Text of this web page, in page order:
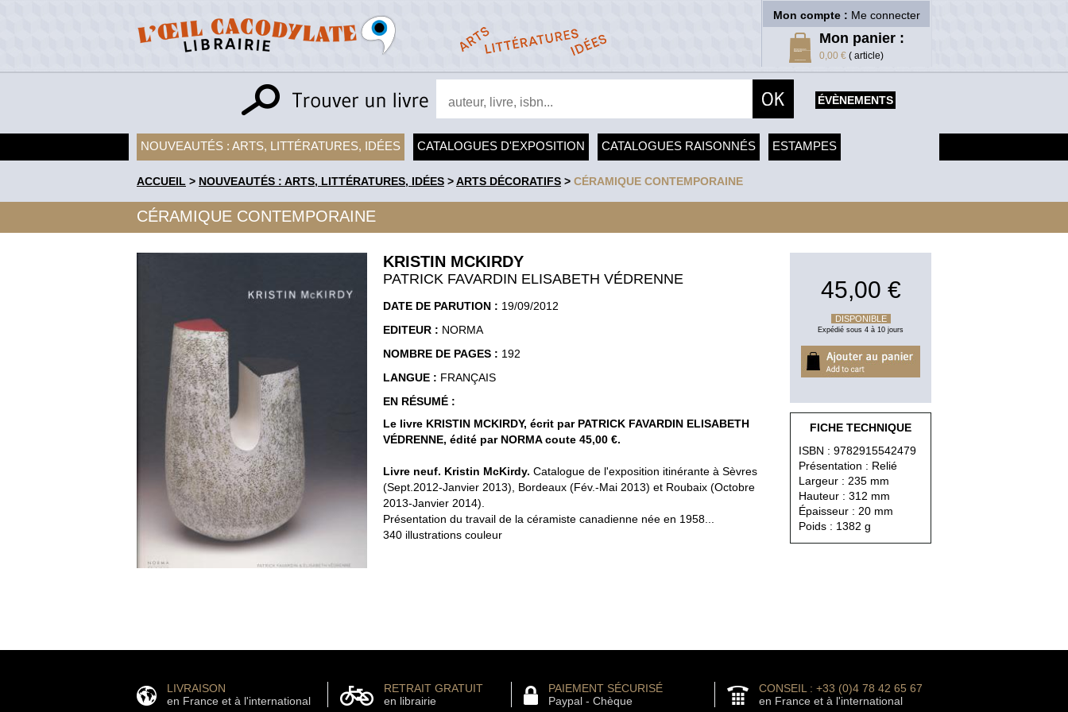
Mon compte : Me connecter
Mon panier :
0,00 € ( article)
ÉVÈNEMENTS
NOUVEAUTÉS : ARTS, LITTÉRATURES, IDÉES CATALOGUES D'EXPOSITION CATALOGUES RAISONNÉS ESTAMPES
ACCUEIL > NOUVEAUTÉS : ARTS, LITTÉRATURES, IDÉES >ARTS DÉCORATIFS > CÉRAMIQUE CONTEMPORAINE
CÉRAMIQUE CONTEMPORAINE
KRISTIN MCKIRDY
PATRICK FAVARDIN ELISABETH VÉDRENNE
DATE DE PARUTION : 19/09/2012
EDITEUR : NORMA
NOMBRE DE PAGES : 192
LANGUE : FRANÇAIS
EN RÉSUMÉ :
Le livre KRISTIN MCKIRDY, écrit par PATRICK FAVARDIN ELISABETH
VÉDRENNE, édité par NORMA coute 45,00 €.
Livre neuf. Kristin McKirdy. Catalogue de l'exposition itinérante à Sèvres
(Sept.2012-Janvier 2013), Bordeaux (Fév.-Mai 2013) et Roubaix (Octobre
2013-Janvier 2014).
Présentation du travail de la céramiste canadienne née en 1958...
340 illustrations couleur
45,00 €
DISPONIBLE
Expédié sous 4 à 10 jours
FICHE TECHNIQUE
ISBN : 9782915542479
Présentation : Relié
Largeur : 235 mm
Hauteur : 312 mm
Épaisseur : 20 mm
Poids : 1382 g
LIVRAISON
en France et à l'international
RETRAIT GRATUIT
en librairie
PAIEMENT SÉCURISÉ
Paypal - Chèque
CONSEIL : +33 (0)4 78 42 65 67
en France et à l'international